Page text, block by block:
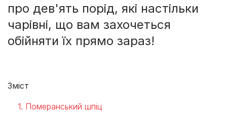
про дев'ять порід, які настільки
чарівні, що вам захочеться
обійняти їх прямо зараз!
Зміст
1. Померанський шпіц